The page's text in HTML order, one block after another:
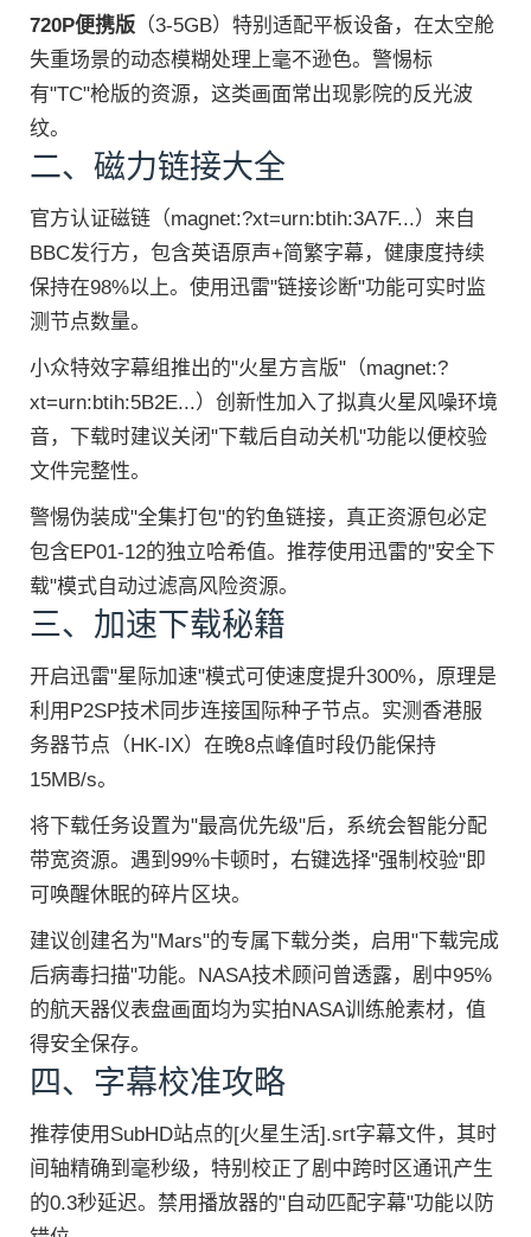
720P便携版 （3-5GB）特别适配平板设备，在太空舱
失重场景的动态模糊处理上毫不逊色。警惕标
有"TC"枪版的资源，这类画面常出现影院的反光波
纹。
二、磁力链接大全
官方认证磁链（magnet:?xt=urn:btih:3A7F...）来自
BBC发行方，包含英语原声+简繁字幕，健康度持续
保持在98%以上。使用迅雷"链接诊断"功能可实时监
测节点数量。
小众特效字幕组推出的"火星方言版"（magnet:?
xt=urn:btih:5B2E...）创新性加入了拟真火星风噪环境
音，下载时建议关闭"下载后自动关机"功能以便校验
文件完整性。
警惕伪装成"全集打包"的钓鱼链接，真正资源包必定
包含EP01-12的独立哈希值。推荐使用迅雷的"安全下
载"模式自动过滤高风险资源。
三、加速下载秘籍
开启迅雷"星际加速"模式可使速度提升300%，原理是
利用P2SP技术同步连接国际种子节点。实测香港服
务器节点（HK-IX）在晚8点峰值时段仍能保持
15MB/s。
将下载任务设置为"最高优先级"后，系统会智能分配
带宽资源。遇到99%卡顿时，右键选择"强制校验"即
可唤醒休眠的碎片区块。
建议创建名为"Mars"的专属下载分类，启用"下载完成
后病毒扫描"功能。NASA技术顾问曾透露，剧中95%
的航天器仪表盘画面均为实拍NASA训练舱素材，值
得安全保存。
四、字幕校准攻略
推荐使用SubHD站点的[火星生活].srt字幕文件，其时
间轴精确到毫秒级，特别校正了剧中跨时区通讯产生
的0.3秒延迟。禁用播放器的"自动匹配字幕"功能以防